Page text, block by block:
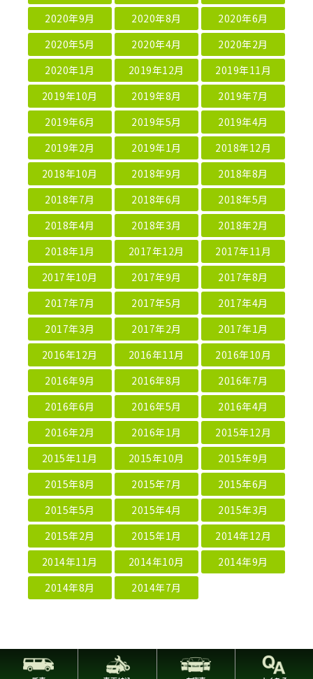
2020年9月
2020年8月
2020年6月
2020年5月
2020年4月
2020年2月
2020年1月
2019年12月
2019年11月
2019年10月
2019年8月
2019年7月
2019年6月
2019年5月
2019年4月
2019年2月
2019年1月
2018年12月
2018年10月
2018年9月
2018年8月
2018年7月
2018年6月
2018年5月
2018年4月
2018年3月
2018年2月
2018年1月
2017年12月
2017年11月
2017年10月
2017年9月
2017年8月
2017年7月
2017年5月
2017年4月
2017年3月
2017年2月
2017年1月
2016年12月
2016年11月
2016年10月
2016年9月
2016年8月
2016年7月
2016年6月
2016年5月
2016年4月
2016年2月
2016年1月
2015年12月
2015年11月
2015年10月
2015年9月
2015年8月
2015年7月
2015年6月
2015年5月
2015年4月
2015年3月
2015年2月
2015年1月
2014年12月
2014年11月
2014年10月
2014年9月
2014年8月
2014年7月